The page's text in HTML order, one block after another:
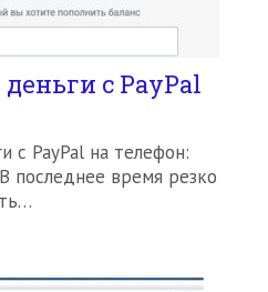
с PayPal
с PayPal на телефон:
последнее время резко